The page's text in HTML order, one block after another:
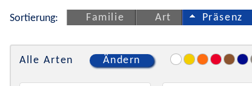
Sortierung: Familie Art Präsenz
Alle Arten Ändern